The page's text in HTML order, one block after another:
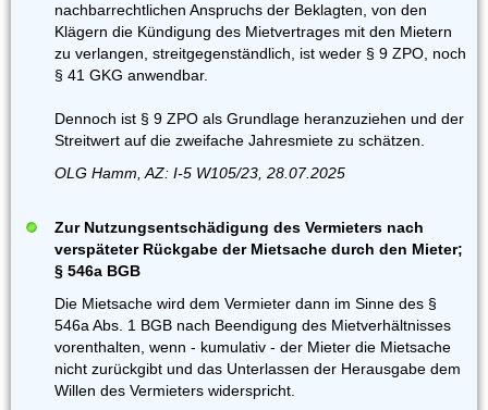
nachbarrechtlichen Anspruchs der Beklagten, von den
Klägern die Kündigung des Mietvertrages mit den Mietern
zu verlangen, streitgegenständlich, ist weder § 9 ZPO, noch
§ 41 GKG anwendbar.
Dennoch ist § 9 ZPO als Grundlage heranzuziehen und der
Streitwert auf die zweifache Jahresmiete zu schätzen.
OLG Hamm, AZ: I-5 W105/23, 28.07.2025
Zur Nutzungsentschädigung des Vermieters nach
verspäteter Rückgabe der Mietsache durch den Mieter;
§ 546a BGB
Die Mietsache wird dem Vermieter dann im Sinne des §
546a Abs. 1 BGB nach Beendigung des Mietverhältnisses
vorenthalten, wenn - kumulativ - der Mieter die Mietsache
nicht zurückgibt und das Unterlassen der Herausgabe dem
Willen des Vermieters widerspricht.